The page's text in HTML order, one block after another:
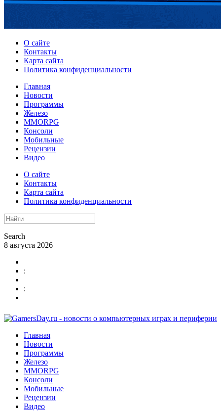
О сайте
Контакты
Карта сайта
Политика конфиденциальности
Главная
Новости
Программы
Железо
MMORPG
Консоли
Мобильные
Рецензии
Видео
О сайте
Контакты
Карта сайта
Политика конфиденциальности
Search
8 августа 2026
:
:
Главная
Новости
Программы
Железо
MMORPG
Консоли
Мобильные
Рецензии
Видео